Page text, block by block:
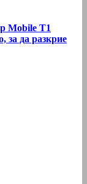
Mobile T1
за да разкрие